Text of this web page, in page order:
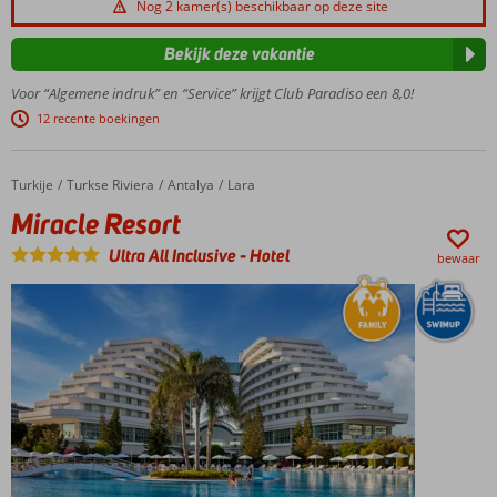
privéstrand
Al
jarenlang
favoriet!
Waterpret
pool &
de
glijbanen
familiekamers
tot wel 8
personen!
Wat een
service,
24/7
drankjes
met
Ultra All
Nog 2 kamer(s) beschikbaar op deze site
Voor “Algemene indruk” en “Service” krijgt Club Paradiso een 8,0!
12 recente boekingen
Bekijk deze vakantie
Home
Turkije Turkse Riviera Antalya Lara
Miracle Resort
Miracle Resort
Ultra All Inclusive-Hotel bewaar